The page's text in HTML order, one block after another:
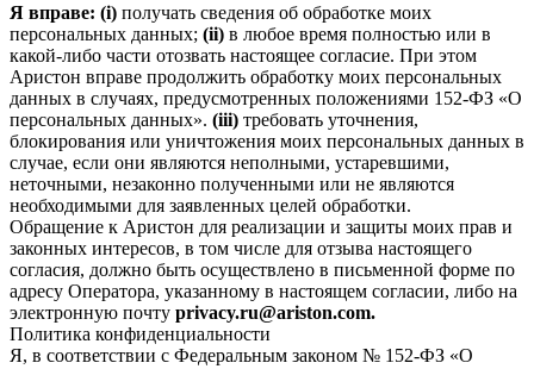
Я вправе: (i) получать сведения об обработке моих
персональных данных; (ii) в любое время полностью или в
какой-либо части отозвать настоящее согласие. При этом
Аристон вправе продолжить обработку моих персональных
данных в случаях, предусмотренных положениями 152-ФЗ «О
персональных данных». (iii) требовать уточнения,
блокирования или уничтожения моих персональных данных в
случае, если они являются неполными, устаревшими,
неточными, незаконно полученными или не являются
необходимыми для заявленных целей обработки.
Обращение к Аристон для реализации и защиты моих прав и
законных интересов, в том числе для отзыва настоящего
согласия, должно быть осуществлено в письменной форме по
адресу Оператора, указанному в настоящем согласии, либо на
электронную почту privacy.ru@ariston.com.
Политика конфиденциальности
Я, в соответствии с Федеральным законом № 152-ФЗ «О